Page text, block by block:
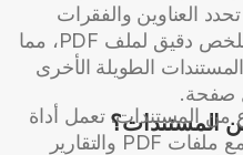
العناوين والفقرات
والعبارات المهمة لإنشاء ملخص دقيق لملف PDF، مما
الطويلة الأخرى
صفحة.
المستندات؟
من المستندات. تعمل أداة
تلخيص ملفات PDF هذه مع ملفات PDF والتقارير